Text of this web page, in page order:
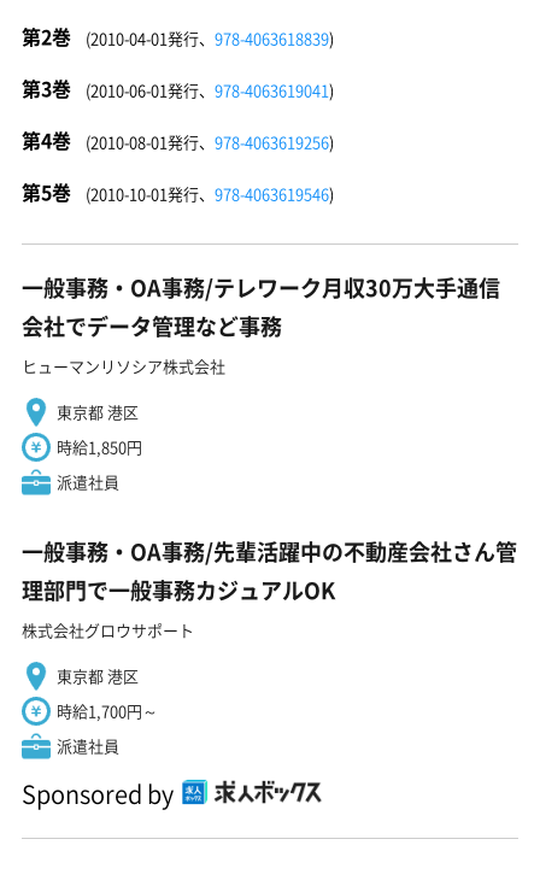
第2巻 (2010-04-01発行、 978-4063618839)
第3巻 (2010-06-01発行、 978-4063619041)
第4巻 (2010-08-01発行、 978-4063619256)
第5巻 (2010-10-01発行、 978-4063619546)
一般事務・OA事務/テレワーク月収30万大手通信
会社でデータ管理など事務
ヒューマンリソシア株式会社
東京都 港区
時給1,850円
派遣社員
一般事務・OA事務/先輩活躍中の不動産会社さん管
理部門で一般事務カジュアルOK
株式会社グロウサポート
東京都 港区
時給1,700円～
派遣社員
Sponsored by